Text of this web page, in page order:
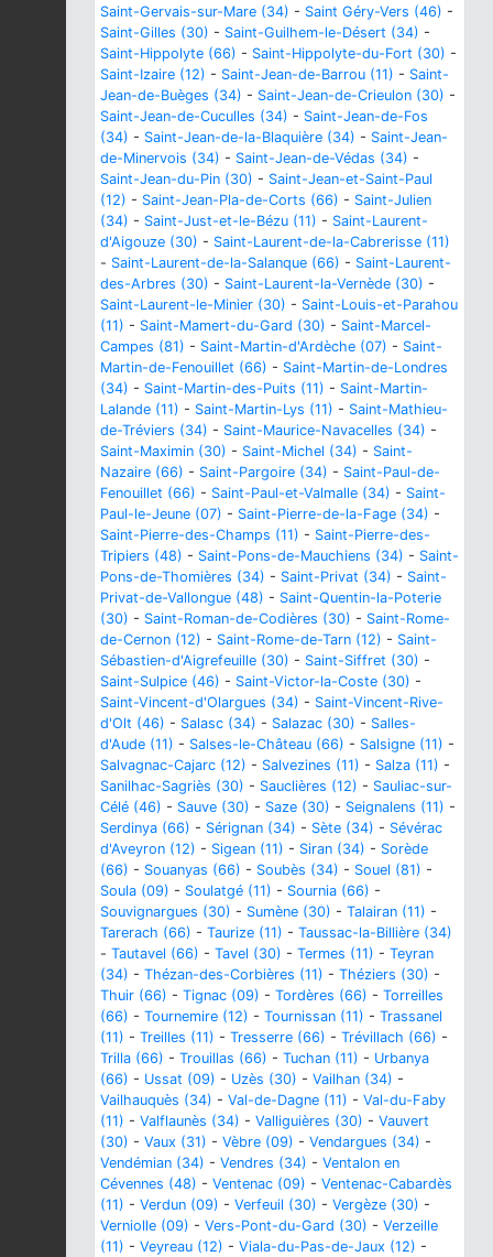
Saint-Gervais-sur-Mare (34) - Saint Géry-Vers (46) -
Saint-Gilles (30) - Saint-Guilhem-le-Désert (34) -
Saint-Hippolyte (66) - Saint-Hippolyte-du-Fort (30) -
Saint-Izaire (12) - Saint-Jean-de-Barrou (11) - Saint-
Jean-de-Buèges (34) - Saint-Jean-de-Crieulon (30) -
Saint-Jean-de-Cuculles (34) - Saint-Jean-de-Fos
(34) - Saint-Jean-de-la-Blaquière (34) - Saint-Jean-
de-Minervois (34) - Saint-Jean-de-Védas (34) -
Saint-Jean-du-Pin (30) - Saint-Jean-et-Saint-Paul
(12) - Saint-Jean-Pla-de-Corts (66) - Saint-Julien
(34) - Saint-Just-et-le-Bézu (11) - Saint-Laurent-
d'Aigouze (30) - Saint-Laurent-de-la-Cabrerisse (11)
- Saint-Laurent-de-la-Salanque (66) - Saint-Laurent-
des-Arbres (30) - Saint-Laurent-la-Vernède (30) -
Saint-Laurent-le-Minier (30) - Saint-Louis-et-Parahou
(11) - Saint-Mamert-du-Gard (30) - Saint-Marcel-
Campes (81) - Saint-Martin-d'Ardèche (07) - Saint-
Martin-de-Fenouillet (66) - Saint-Martin-de-Londres
(34) - Saint-Martin-des-Puits (11) - Saint-Martin-
Lalande (11) - Saint-Martin-Lys (11) - Saint-Mathieu-
de-Tréviers (34) - Saint-Maurice-Navacelles (34) -
Saint-Maximin (30) - Saint-Michel (34) - Saint-
Nazaire (66) - Saint-Pargoire (34) - Saint-Paul-de-
Fenouillet (66) - Saint-Paul-et-Valmalle (34) - Saint-
Paul-le-Jeune (07) - Saint-Pierre-de-la-Fage (34) -
Saint-Pierre-des-Champs (11) - Saint-Pierre-des-
Tripiers (48) - Saint-Pons-de-Mauchiens (34) - Saint-
Pons-de-Thomières (34) - Saint-Privat (34) - Saint-
Privat-de-Vallongue (48) - Saint-Quentin-la-Poterie
(30) - Saint-Roman-de-Codières (30) - Saint-Rome-
de-Cernon (12) - Saint-Rome-de-Tarn (12) - Saint-
Sébastien-d'Aigrefeuille (30) - Saint-Siffret (30) -
Saint-Sulpice (46) - Saint-Victor-la-Coste (30) -
Saint-Vincent-d'Olargues (34) - Saint-Vincent-Rive-
d'Olt (46) - Salasc (34) - Salazac (30) - Salles-
d'Aude (11) - Salses-le-Château (66) - Salsigne (11) -
Salvagnac-Cajarc (12) - Salvezines (11) - Salza (11) -
Sanilhac-Sagriès (30) - Sauclières (12) - Sauliac-sur-
Célé (46) - Sauve (30) - Saze (30) - Seignalens (11) -
Serdinya (66) - Sérignan (34) - Sète (34) - Sévérac
d'Aveyron (12) - Sigean (11) - Siran (34) - Sorède
(66) - Souanyas (66) - Soubès (34) - Souel (81) -
Soula (09) - Soulatgé (11) - Sournia (66) -
Souvignargues (30) - Sumène (30) - Talairan (11) -
Tarerach (66) - Taurize (11) - Taussac-la-Billière (34)
- Tautavel (66) - Tavel (30) - Termes (11) - Teyran
(34) - Thézan-des-Corbières (11) - Théziers (30) -
Thuir (66) - Tignac (09) - Tordères (66) - Torreilles
(66) - Tournemire (12) - Tournissan (11) - Trassanel
(11) - Treilles (11) - Tresserre (66) - Trévillach (66) -
Trilla (66) - Trouillas (66) - Tuchan (11) - Urbanya
(66) - Ussat (09) - Uzès (30) - Vailhan (34) -
Vailhauquès (34) - Val-de-Dagne (11) - Val-du-Faby
(11) - Valflaunès (34) - Valliguières (30) - Vauvert
(30) - Vaux (31) - Vèbre (09) - Vendargues (34) -
Vendémian (34) - Vendres (34) - Ventalon en
Cévennes (48) - Ventenac (09) - Ventenac-Cabardès
(11) - Verdun (09) - Verfeuil (30) - Vergèze (30) -
Verniolle (09) - Vers-Pont-du-Gard (30) - Verzeille
(11) - Veyreau (12) - Viala-du-Pas-de-Jaux (12) -